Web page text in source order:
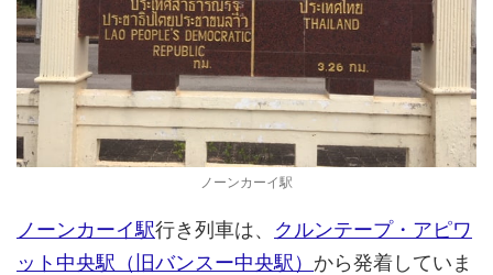
ノーンカーイ駅
ノーンカーイ駅行き列車は、 クルンテープ・アピワ
ット中央駅（旧バンスー中央駅） から発着していま